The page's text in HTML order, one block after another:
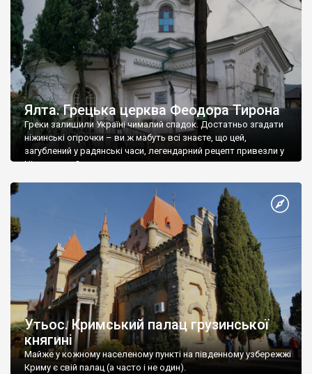
Ялта. Грецька церква Феодора Тирона
Греки залишили Україні чималий спадок. Достатньо згадати
ніжинські огірочки – ви ж мабуть всі знаєте, що цей,
загублений у радянські часи, легендарний рецепт привезли у
Ніжин греки?
Утьос. Кримський палац грузинської
княгині
Майже у кожному населеному пункті на південному узбережжі
Криму є свій палац (а часто і не один).